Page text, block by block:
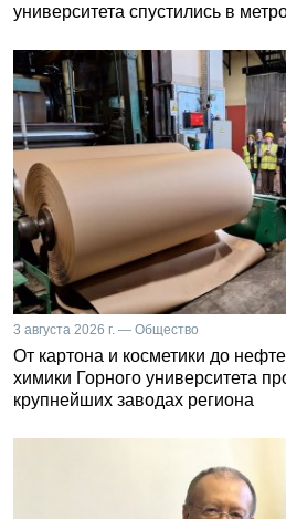
университета спустились в
3 августа 2026 г. — Общество
От картона и косметики до
химики Горного университета
крупнейших заводах региона